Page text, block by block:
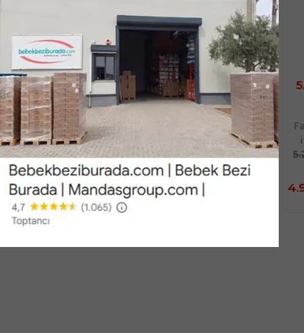
Sınırlı Stok
2.919,90
TL
Fast/Eft %5
indirimli
2.919,90 TL
%5
2.773,91 TL
Sepete
Ekle
Ücretsiz Kargo
Sınırlı Stok
3.488,90
TL
Fast/Eft %5
3.488,90 TL
3.314,46
TL
Sepete
Ekle